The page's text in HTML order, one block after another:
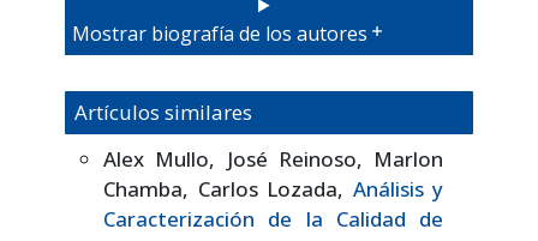
Mostrar biografía de los autores
Artículos similares
Alex Mullo, José Reinoso, Marlon
Chamba, Carlos Lozada, Análisis y
Caracterización de la Calidad de